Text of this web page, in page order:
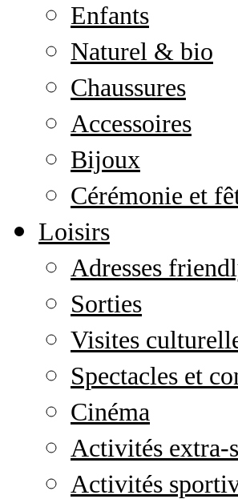
Enfants
Naturel & bio
Chaussures
Accessoires
Bijoux
Cérémonie et
Loisirs
Adresses
Sorties
Visites
Spectacles et
Cinéma
Activités extra-
Activités